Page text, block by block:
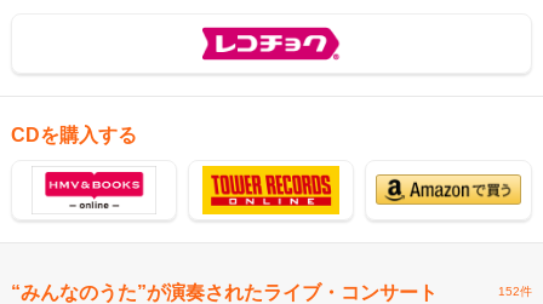
CDを購入する
“みんなのうた”が演奏されたライブ・コンサート 152件